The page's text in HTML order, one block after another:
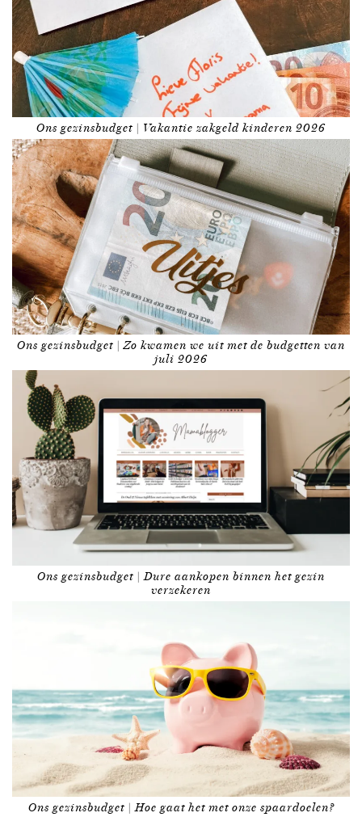
Ons gezinsbudget | Vakantie zakgeld kinderen 2026
Ons gezinsbudget | Zo kwamen we uit met de budgetten van
juli 2026
Ons gezinsbudget | Dure aankopen binnen het gezin
verzekeren
Ons gezinsbudget | Hoe gaat het met onze spaardoelen?